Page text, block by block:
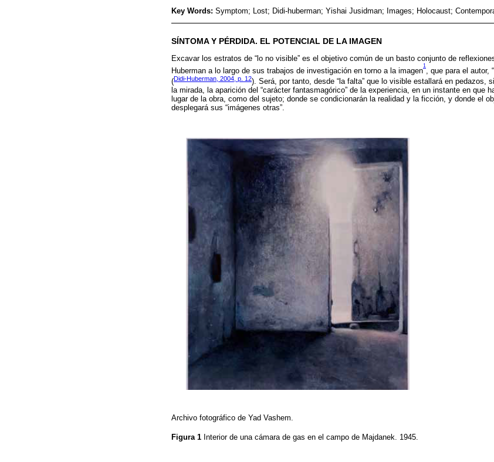
Key Words: Symptom; Lost; Didi-huberman; Yishai Jusidman; Images; Holocaust;
SÍNTOMA Y PÉRDIDA. EL POTENCIAL DE LA IMAGEN
Excavar los estratos de “lo no visible” es el objetivo común de un basto conjunto de
Huberman a lo largo de sus trabajos de investigación en torno a la imagen
1
, que para el
(Didi-Huberman, 2004, p. 12). Será, por tanto, desde “la falta” que lo visible estallará en pedazos,
la mirada, la aparición del “carácter fantasmagórico” de la experiencia, en un instante en que
lugar de la obra, como del sujeto; donde se condicionarán la realidad y la ficción, y donde el
desplegará sus “imágenes otras”.
Archivo fotográfico de Yad Vashem.
Figura 1 Interior de una cámara de gas en el campo de Majdanek. 1945.